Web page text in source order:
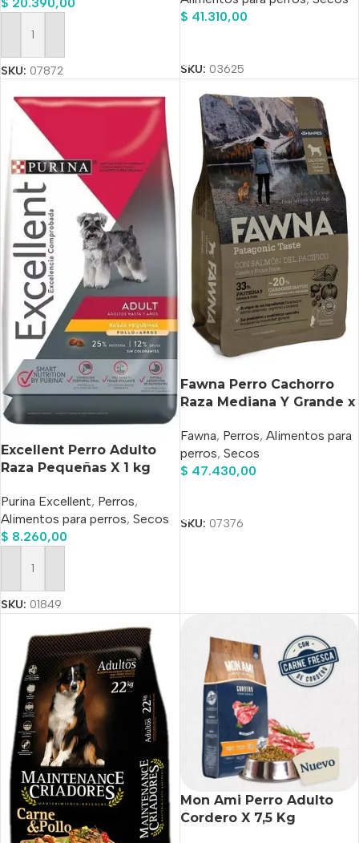
Añadir Al Carrito
SKU: 07872
$ 41.310,00
SKU: 03625
Excellent Perro Adulto
Raza Pequeñas X 1 kg
Purina Excellent, Perros,
Alimentos para perros, Secos
$ 8.260,00
Añadir Al Carrito
SKU: 01849
Fawna Perro Cachorro
Raza Mediana Y Grande x
Fawna, Perros, Alimentos para
perros, Secos
$ 47.430,00
SKU: 07376
Mon Ami Perro Adulto
Cordero X 7,5 Kg